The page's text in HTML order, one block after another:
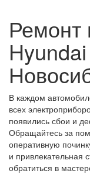
Ремонт
В каждом
всех
появились сбои и
Обращайтесь за
оперативную
и привлекательная
обратиться в